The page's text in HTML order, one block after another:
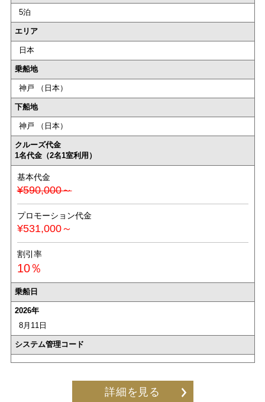
5泊
エリア
日本
乗船地
神戸 （日本）
下船地
神戸 （日本）
クルーズ代金
1名代金（2名1室利用）
基本代金
¥590,000～
プロモーション代金
¥531,000～
割引率
10％
乗船日
2026年
8月11日
システム管理コード
詳細を見る